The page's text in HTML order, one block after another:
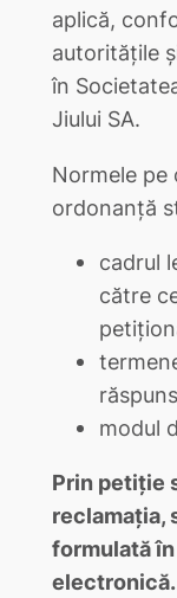
aplică,
autorităţile
în
Jiului SA.
Normele pe
ordonanţă
cadrul
către
modul
Prin petiţie
reclamaţia,
formulată
electronică.